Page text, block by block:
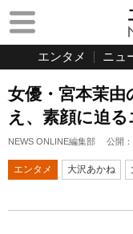
エンタメ ニュ
女優・宮本茉由
え、素顔に迫
NEWS ONLINE編集部 公開：
エンタメ 大沢あかね